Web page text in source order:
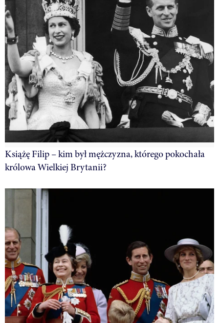
Książę Filip – kim był mężczyzna, którego pokochała
królowa Wielkiej Brytanii?